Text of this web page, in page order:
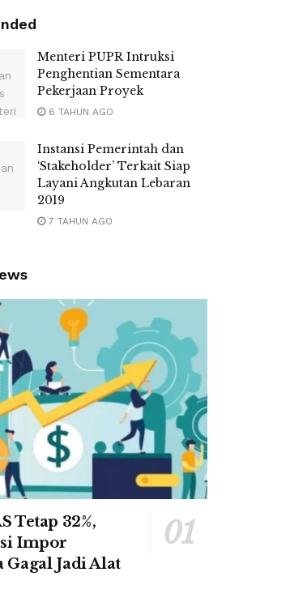
Menteri PUPR Intruksi
Penghentian Sementara
Pekerjaan Proyek
6 TAHUN AGO
Instansi Pemerintah dan
‘Stakeholder’ Terkait Siap
Layani Angkutan Lebaran
2019
7 TAHUN AGO
Tetap 32%,
Impor
Gagal Jadi Alat